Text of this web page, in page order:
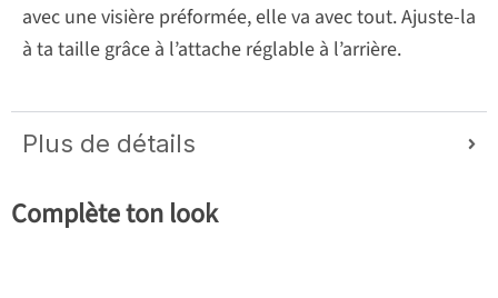
avec une visière préformée, elle va avec tout. Ajuste-la
à ta taille grâce à l’attache réglable à l’arrière.
Plus de détails
Complète ton look